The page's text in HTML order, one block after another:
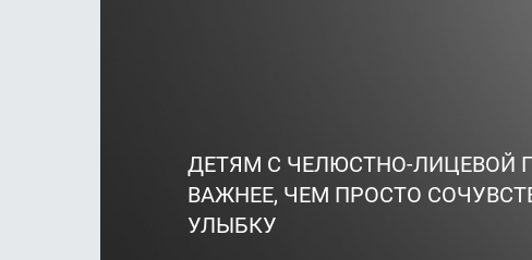
ДЕТЯМ С ЧЕЛЮСТНО-ЛИЦЕВОЙ
ВАЖНЕЕ, ЧЕМ ПРОСТО
УЛЫБКУ